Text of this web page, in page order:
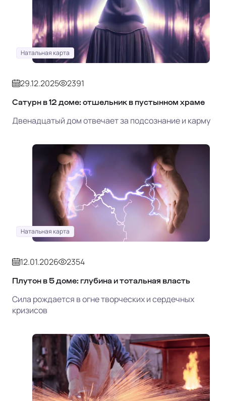
Натальная карта
29.12.2025 2391
Сатурн в 12 доме: отшельник в пустынном храме
Двенадцатый дом отвечает за подсознание и карму
Натальная карта
12.01.2026 2354
Плутон в 5 доме: глубина и тотальная власть
Сила рождается в огне творческих и сердечных
кризисов